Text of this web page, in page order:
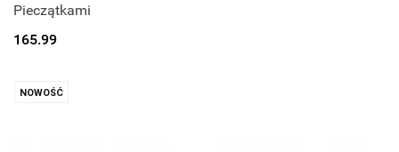
Pieczątkami
165.99
NOWOŚĆ